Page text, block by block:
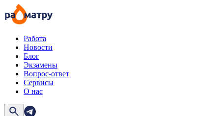
Работа
Новости
Блог
Экзамены
Вопрос-ответ
Сервисы
О нас